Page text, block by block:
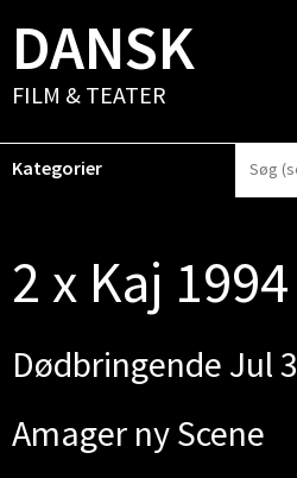
DANSK
FILM & TEATER
Kategorier
2 x Kaj 1994
Dødbringende Jul 3
Amager ny Scene